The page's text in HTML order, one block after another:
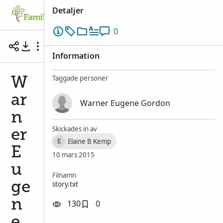
Warner Eugene Gordon, known as Latigo
W
ar
n
er
E
u
ge
n
Detaljer
0
Information
Taggade personer
Warner Eugene Gordon
Skickades in av
E
Elaine B Kemp
10 mars 2015
Filnamn
story.txt
130 0